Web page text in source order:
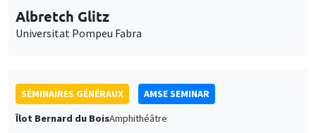
Albretch Glitz
Universitat Pompeu Fabra
SÉMINAIRES GÉNÉRAUX
AMSE SEMINAR
Îlot Bernard du BoisAmphithéâtre